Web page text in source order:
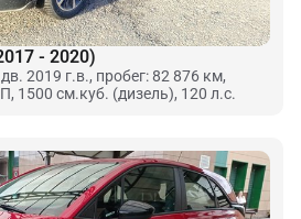
- 2020)
2019 г.в., пробег: 82 876 км,
1500 см.куб. (дизель), 120 л.с.